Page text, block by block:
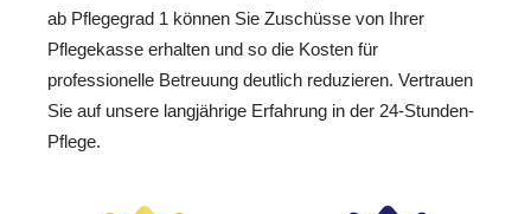
ab Pflegegrad 1 können Sie Zuschüsse von Ihrer
Pflegekasse erhalten und so die Kosten für
professionelle Betreuung deutlich reduzieren. Vertrauen
Sie auf unsere langjährige Erfahrung in der 24-Stunden-
Pflege.